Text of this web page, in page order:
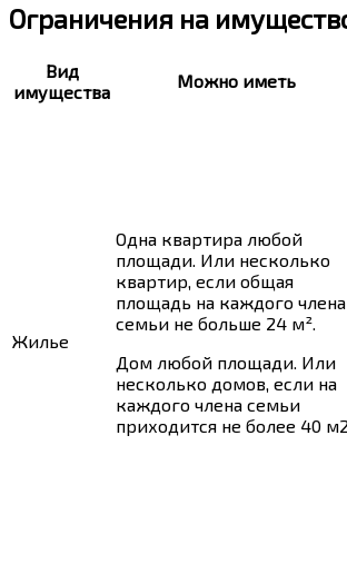
Ограничения на
Вид
имущества
Можно иметь
Жилье
Одна квартира любой
площади. Или несколько
квартир, если общая
площадь на каждого члена
семьи не больше 24 м².
Дом любой площади. Или
несколько домов, если на
каждого члена семьи
приходится не более 40 м2